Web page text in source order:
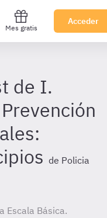
Mes gratis
Acceder
de I.
de Policia
Escala Básica.